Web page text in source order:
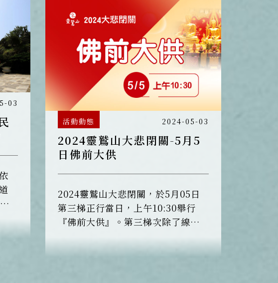
切罪障，利益一切眾生!
03
活動動態 2024-05-03
2024靈鷲山大悲閉關-5月5
日佛前大供
2024靈鷲山大悲閉關，於5月05日
第三梯正行當日，上午10:30舉行
『佛前大供』。第三梯次除了線上
員參與，法會將透過同步連線直